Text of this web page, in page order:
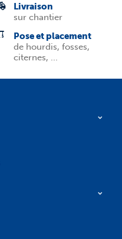
Livraison
sur chantier
Pose et placement
de hourdis, fosses,
citernes, ...